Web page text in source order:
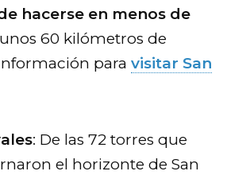
hacerse en menos de
60 kilómetros de
para visitar San
: De las 72 torres que
el horizonte de San